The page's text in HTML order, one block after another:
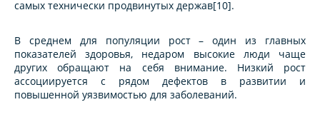
самых технически продвинутых держав[10].
В среднем для популяции рост – один из главных
показателей здоровья, недаром высокие люди чаще
других обращают на себя внимание. Низкий рост
ассоциируется с рядом дефектов в развитии и
повышенной уязвимостью для заболеваний.